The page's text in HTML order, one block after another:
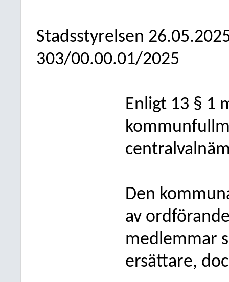
Stadsstyrelsen
303/00.00.01/2025
Enligt 13 § 1
Den
av
medlemmar
ersättare,